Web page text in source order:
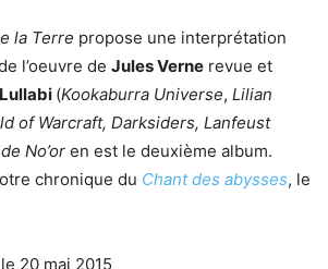
la Terre propose une interprétation
l’oeuvre de Jules Verne revue et
(Kookaburra Universe, Lilian
of Warcraft, Darksiders, Lanfeust
No’or en est le deuxième album.
chronique du Chant des abysses, le
20 mai 2015